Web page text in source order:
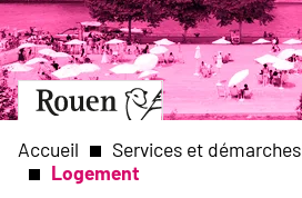
Aller
au
contenu
principal
Aller
à
page
Slide
1
of
1
Accueil Services et démarches
Logement